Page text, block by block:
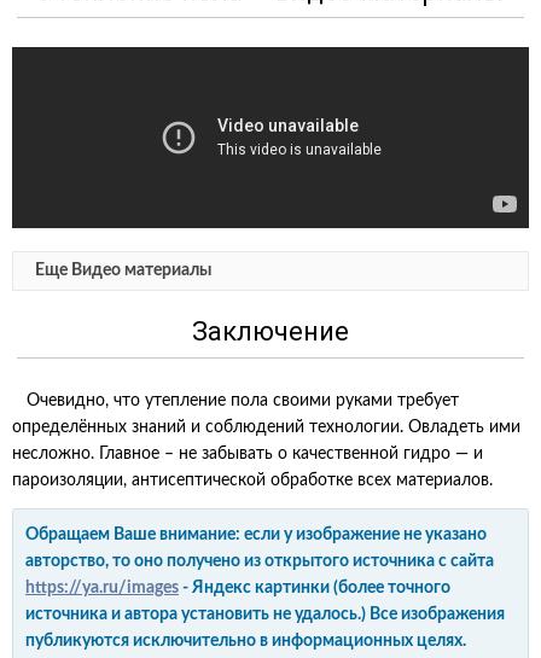
Еще Видео материалы
Заключение
Очевидно, что утепление пола своими руками требует
определённых знаний и соблюдений технологии. Овладеть ими
несложно. Главное – не забывать о качественной гидро — и
пароизоляции, антисептической обработке всех материалов.
Обращаем Ваше внимание: если у изображение не указано
авторство, то оно получено из открытого источника с сайта
https://ya.ru/images - Яндекс картинки (более точного
источника и автора установить не удалось.) Все изображения
публикуются исключительно в информационных целях.